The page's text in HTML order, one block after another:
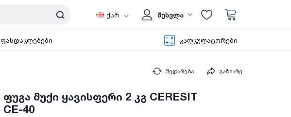
ქარ შესვლა
ფასდაკლებები კალკულატორები
შედარება გაზიარე
ფუგა მუქი ყავისფერი 2 კგ CERESIT
CE-40